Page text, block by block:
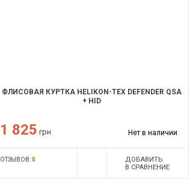
ФЛИСОВАЯ КУРТКА HELIKON-TEX DEFENDER QSA
+ HID
1 825 грн Нет в наличии
ОТЗЫВОВ:0
ДОБАВИТЬ
В СРАВНЕНИЕ